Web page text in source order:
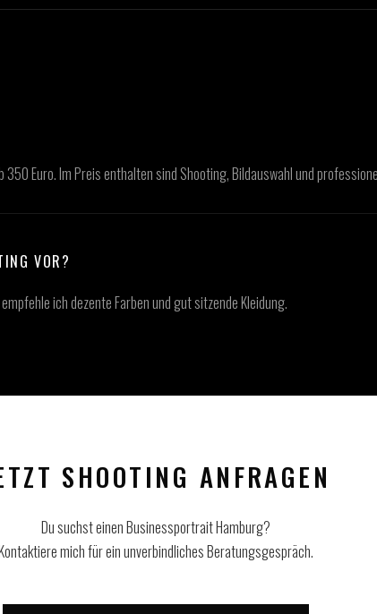
Euro. Im Preis enthalten sind Shooting, Bildauswahl und
VOR?
ich dezente Farben und gut sitzende Kleidung.
SHOOTING ANFRAGEN
Du suchst einen Businessportrait Hamburg?
mich für ein unverbindliches Beratungsgespräch.